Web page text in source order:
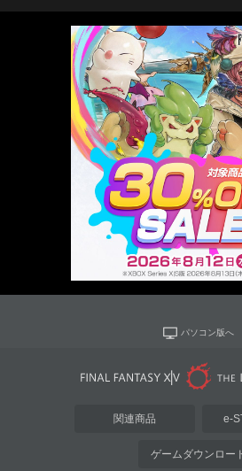
パソコン版へ
関連商品 e-
ゲームダウンロー